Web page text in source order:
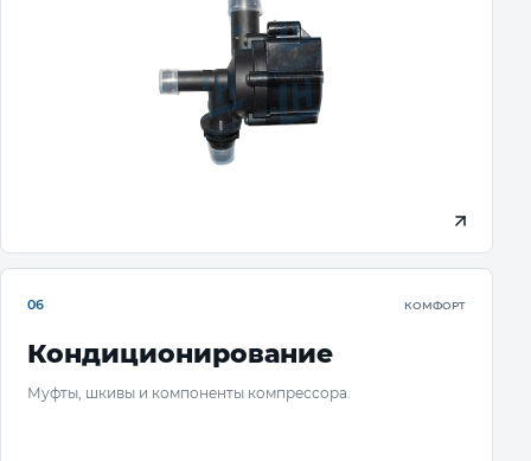
06 КОМФОРТ
Кондиционирование
Муфты, шкивы и компоненты компрессора.